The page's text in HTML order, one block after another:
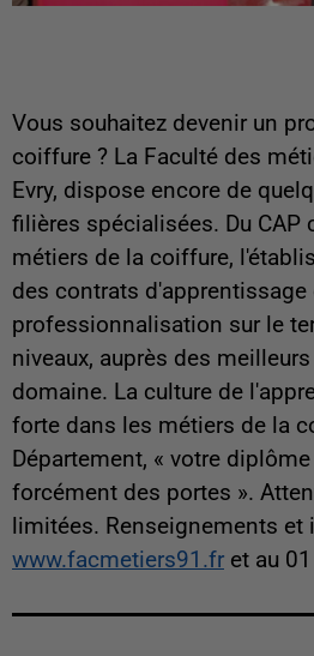
Vous souhaitez devenir un
coiffure ? La Faculté des
Evry, dispose encore de
filières spécialisées. Du CAP
métiers de la coiffure,
des contrats d'apprentissage
professionnalisation sur le
niveaux, auprès des
domaine. La culture de
forte dans les métiers de la
Département, « votre
forcément des portes ».
limitées. Renseignements
www.facmetiers91.fr et au